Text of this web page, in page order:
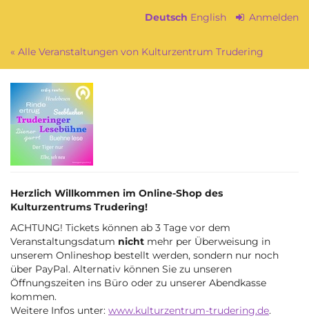
springen
Deutsch English Anmelden
« Alle Veranstaltungen von Kulturzentrum Trudering
Herzlich Willkommen im Online-Shop des
Kulturzentrums Trudering!
ACHTUNG! Tickets können ab 3 Tage vor dem
Veranstaltungsdatum nicht mehr per Überweisung in
unserem Onlineshop bestellt werden, sondern nur noch
über PayPal. Alternativ können Sie zu unseren
Öffnungszeiten ins Büro oder zu unserer Abendkasse
kommen.
Weitere Infos unter: www.kulturzentrum-trudering.de.